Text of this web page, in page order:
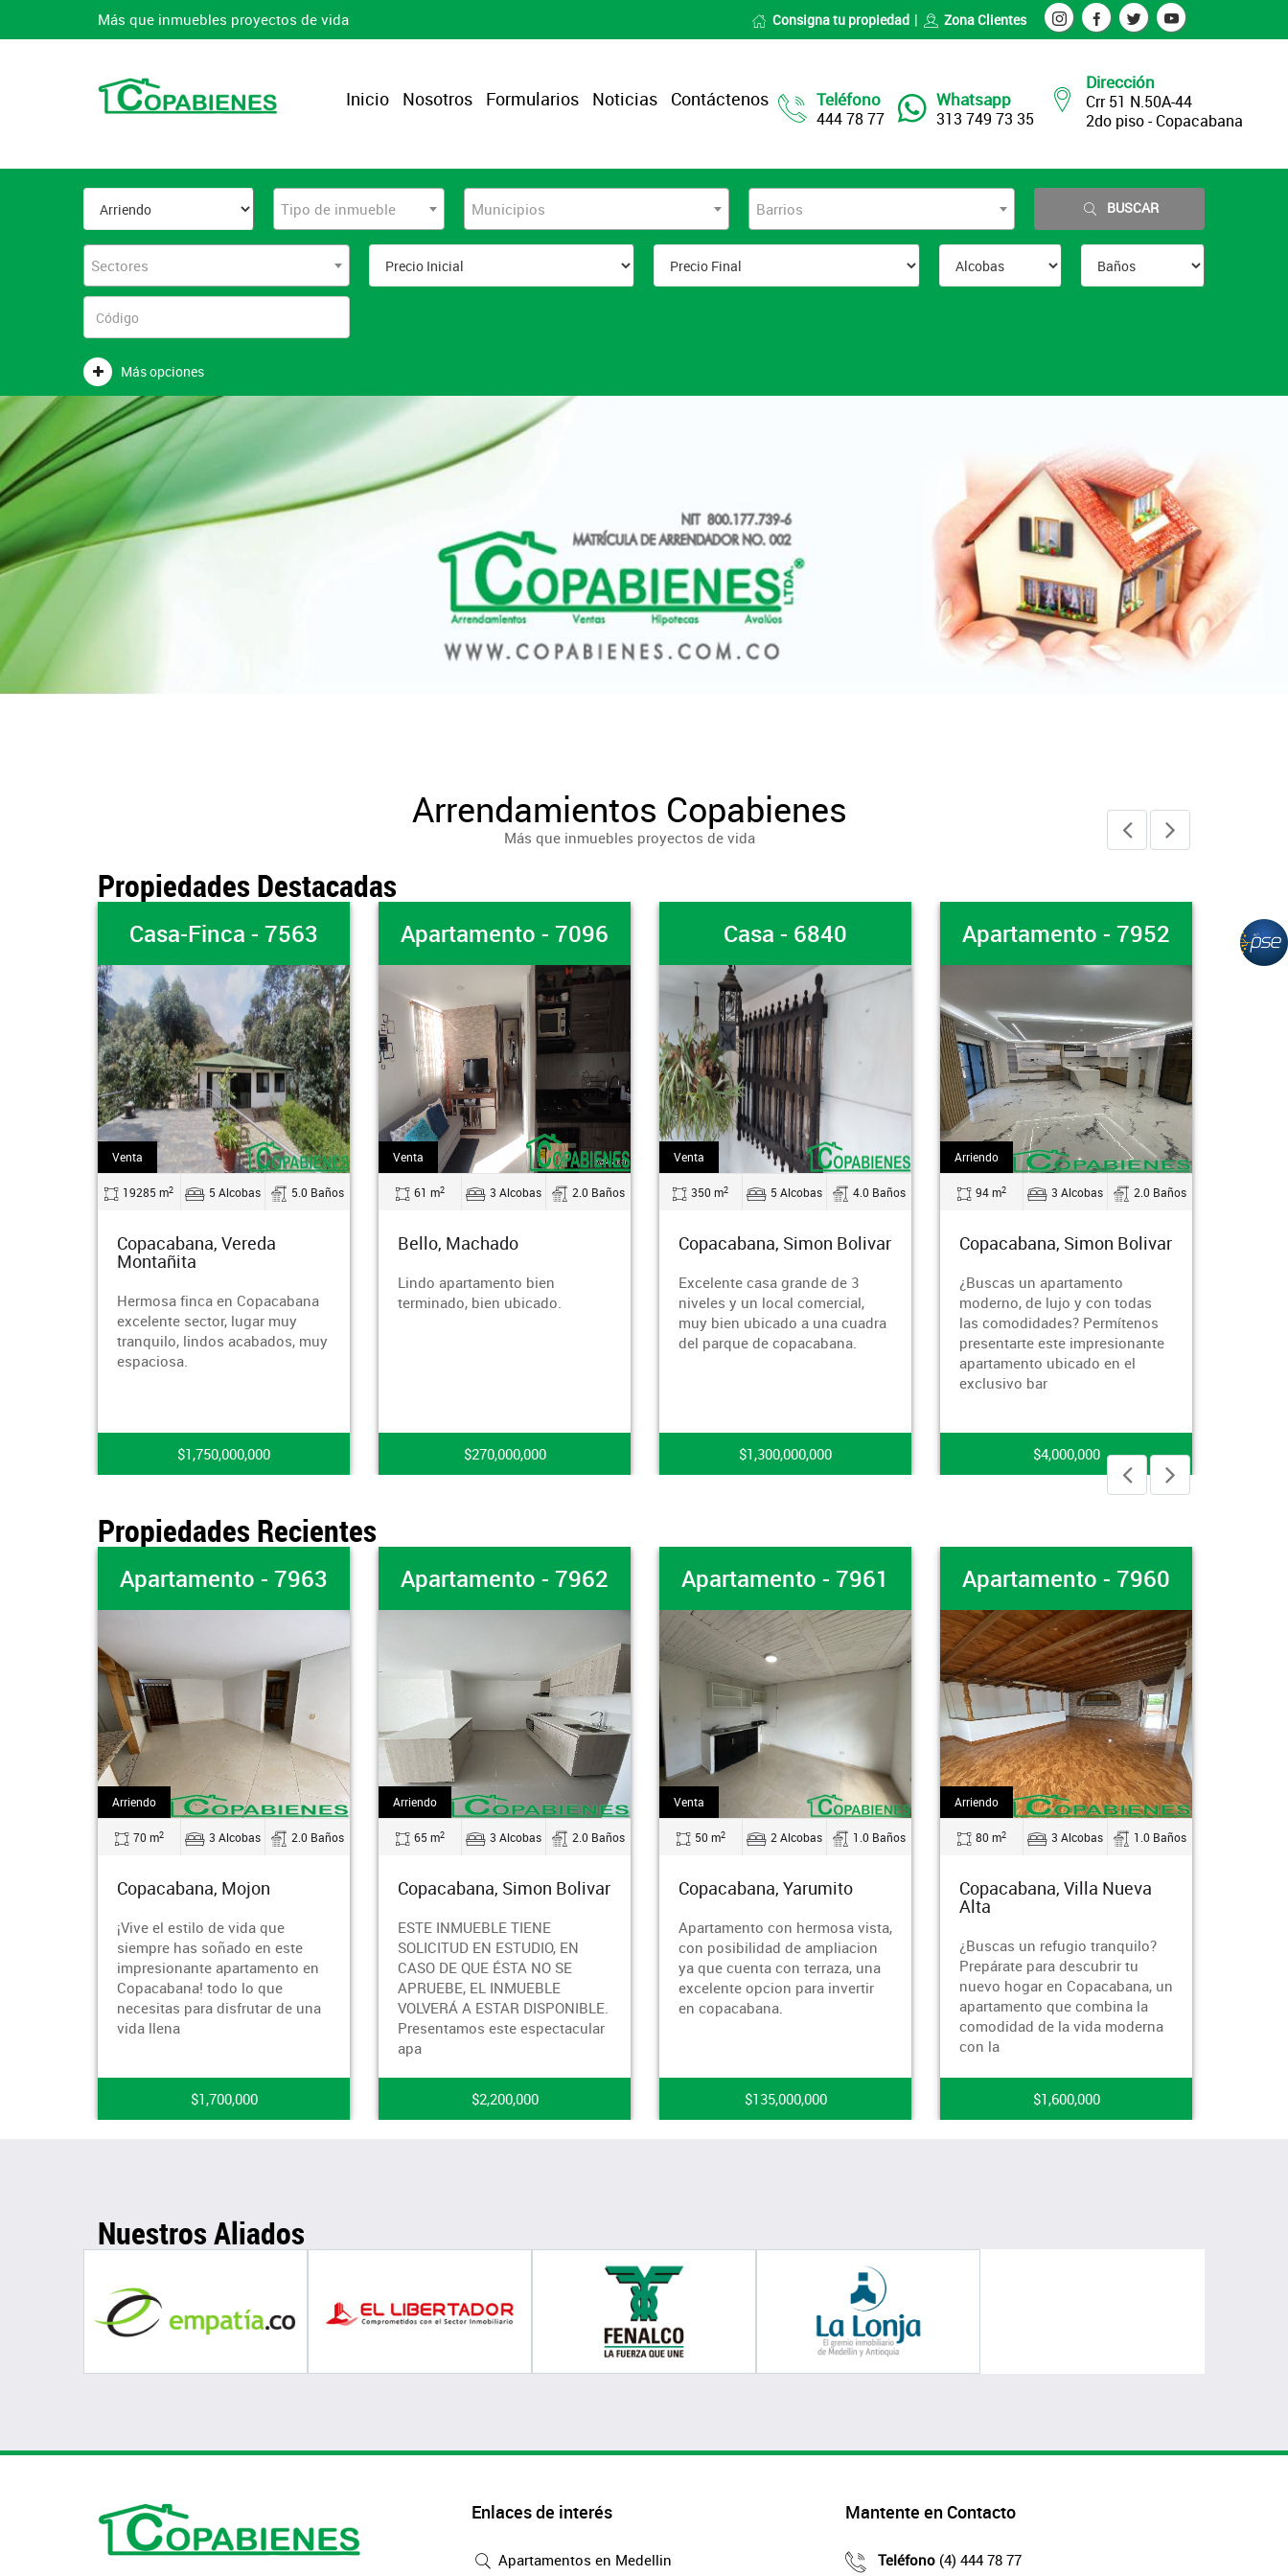
Más que inmuebles proyectos de vida Consigna tu propiedad Zona Clientes
Teléfono
444 78 77
Whatsapp
313 749 73 35
Dirección
Crr 51 N.50A-44
2do piso - Copacabana
Inicio Nosotros Formularios Noticias Contáctenos
Tipo de inmueble Municipios Barrios BUSCAR
Sectores
Más opciones
Arrendamientos Copabienes
Más que inmuebles proyectos de vida
Propiedades Destacadas
5.0 Baños
en Copacabana
acabados, muy
Apartamento - 7096
Venta
61 m2 3 Alcobas 2.0 Baños
Bello, Machado
terminado, bien ubicado.
Casa - 6840
Venta
350 m2 5 Alcobas 4.0 Baños
Copacabana, Simon Bolivar
Excelente casa grande de 3
niveles y un local comercial,
muy bien ubicado a una cuadra
Apartamento - 7952
Arriendo
94 m2 3 Alcobas 2.0 Baños
Copacabana, Simon Bolivar
¿Buscas un apartamento
moderno, de lujo y con todas
las comodidades? Permítenos
presentarte este impresionante
Casa-Finca - 6967
Venta
2600 m2 6 Alcobas
Copacabana, Pedregal
hermosa casa finca en el sector
mas exclusivo de copacabana.
Muy cerca de establecimientos
educativos y comerciales. Fácil
acceso y buen servicio de t
$2,100,000,000
Propiedades Recientes
- 7963
2.0 Baños
estilo de vida que
has soñado en este
apartamento en
todo lo que
para disfrutar de una
Apartamento - 7962
Arriendo
65 m2 3 Alcobas 2.0 Baños
Copacabana, Simon Bolivar
ESTE INMUEBLE TIENE
SOLICITUD EN ESTUDIO, EN
CASO DE QUE ÉSTA NO SE
APRUEBE, EL INMUEBLE
VOLVERÁ A ESTAR DISPONIBLE.
Presentamos este espectacular
Apartamento - 7961
Venta
50 m2 2 Alcobas 1.0 Baños
Copacabana, Yarumito
Apartamento con hermosa vista,
con posibilidad de ampliacion
ya que cuenta con terraza, una
excelente opcion para invertir
en copacabana.
Apartamento - 7960
Arriendo
80 m2 3 Alcobas 1.0 Baños
Copacabana, Villa Nueva
¿Buscas un refugio tranquilo?
Prepárate para descubrir tu
nuevo hogar en Copacabana, un
apartamento que combina la
comodidad de la vida moderna
Apartamento -
Arriendo
65 m2 2 Alcobas
Copacabana, Simon
SOLICITUD EN ESTUDIO, EN
CASO DE QUE ÉSTA NO SE
APRUEBE, EL INMUEBLE
VOLVERÁ A ESTAR
¿Buscas un oasis de
Nuestros Aliados
Enlaces de interés
Apartamentos en Medellin
Mantente en Contacto
Teléfono (4) 444 78 77